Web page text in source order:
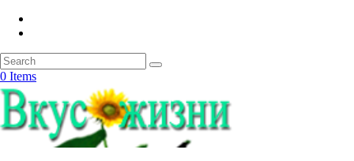
0 Items